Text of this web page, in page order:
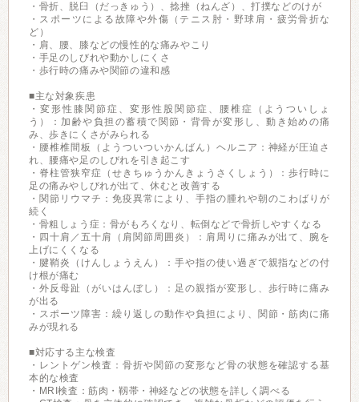
・骨折、脱臼（だっきゅう）、捻挫（ねんざ）、打撲などのけが
・スポーツによる故障や外傷（テニス肘・野球肩・疲労骨折な
ど）
・肩、腰、膝などの慢性的な痛みやこり
・手足のしびれや動かしにくさ
・歩行時の痛みや関節の違和感
■主な対象疾患
・変形性膝関節症、変形性股関節症、腰椎症（ようついしょ
う）：加齢や負担の蓄積で関節・背骨が変形し、動き始めの痛
み、歩きにくさがみられる
・腰椎椎間板（ようついついかんばん）ヘルニア：神経が圧迫さ
れ、腰痛や足のしびれを引き起こす
・脊柱管狭窄症（せきちゅうかんきょうさくしょう）：歩行時に
足の痛みやしびれが出て、休むと改善する
・関節リウマチ：免疫異常により、手指の腫れや朝のこわばりが
続く
・骨粗しょう症：骨がもろくなり、転倒などで骨折しやすくなる
・四十肩／五十肩（肩関節周囲炎）：肩周りに痛みが出て、腕を
上げにくくなる
・腱鞘炎（けんしょうえん）：手や指の使い過ぎで親指などの付
け根が痛む
・外反母趾（がいはんぼし）：足の親指が変形し、歩行時に痛み
が出る
・スポーツ障害：繰り返しの動作や負担により、関節・筋肉に痛
みが現れる
■対応する主な検査
・レントゲン検査：骨折や関節の変形など骨の状態を確認する基
本的な検査
・MRI検査：筋肉・靱帯・神経などの状態を詳しく調べる